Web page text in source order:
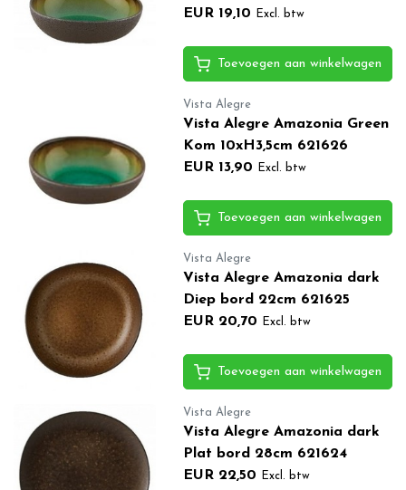
EUR 19,10
Excl. btw
Toevoegen aan winkelwagen
Vista Alegre
Vista Alegre Amazonia Green
Kom 10xH3,5cm 621626
EUR 13,90
Excl. btw
Toevoegen aan winkelwagen
Vista Alegre
Vista Alegre Amazonia dark
Diep bord 22cm 621625
EUR 20,70
Excl. btw
Toevoegen aan winkelwagen
Vista Alegre
Vista Alegre Amazonia dark
Plat bord 28cm 621624
EUR 22,50
Excl. btw